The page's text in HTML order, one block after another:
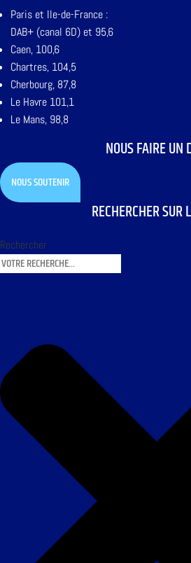
Paris et Ile-de-France :
DAB+ (canal 6D) et 95,6
Caen, 100,6
Chartres, 104,5
Cherbourg, 87,8
Le Havre 101,1
Le Mans, 98,8
NOUS FAIRE UN
NOUS SOUTENIR
RECHERCHER SUR
Rechercher